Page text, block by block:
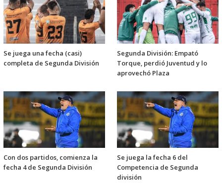
Se juega una fecha (casi)
completa de Segunda División
Segunda División: Empató
Torque, perdió Juventud y lo
aprovechó Plaza
Con dos partidos, comienza la
fecha 4 de Segunda División
Se juega la fecha 6 del
Competencia de Segunda
división